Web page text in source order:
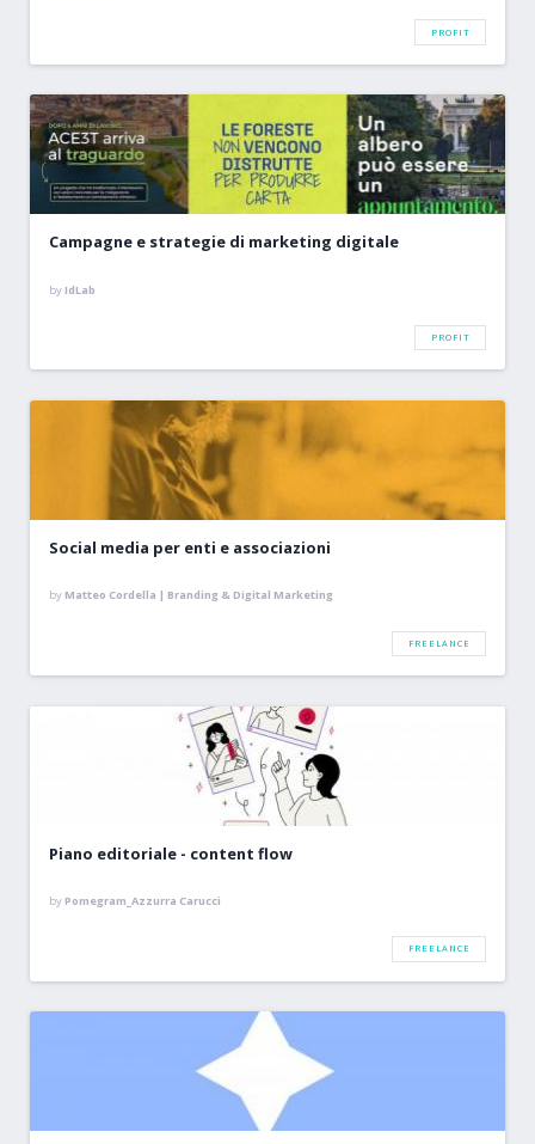
PROFIT
Campagne e strategie di marketing digitale
byIdLab
PROFIT
Social media per enti e associazioni
byMatteo Cordella | Branding & Digital Marketing
FREELANCE
Piano editoriale - content flow
byPomegram_Azzurra Carucci
FREELANCE